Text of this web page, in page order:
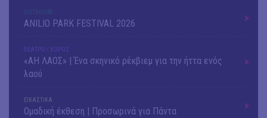
OUTDΟORS
ANILIO PARK FESTIVAL 2026
ΘΕΑΤΡΟ / ΧΟΡΟΣ
«ΑΗ ΛΑΟΣ» | Ένα σκηνικό ρέκβιεμ για την ήττα ενός
λαού
ΕΙΚΑΣΤΙΚΑ
Ομαδική έκθεση | Προσωρινά για Πάντα